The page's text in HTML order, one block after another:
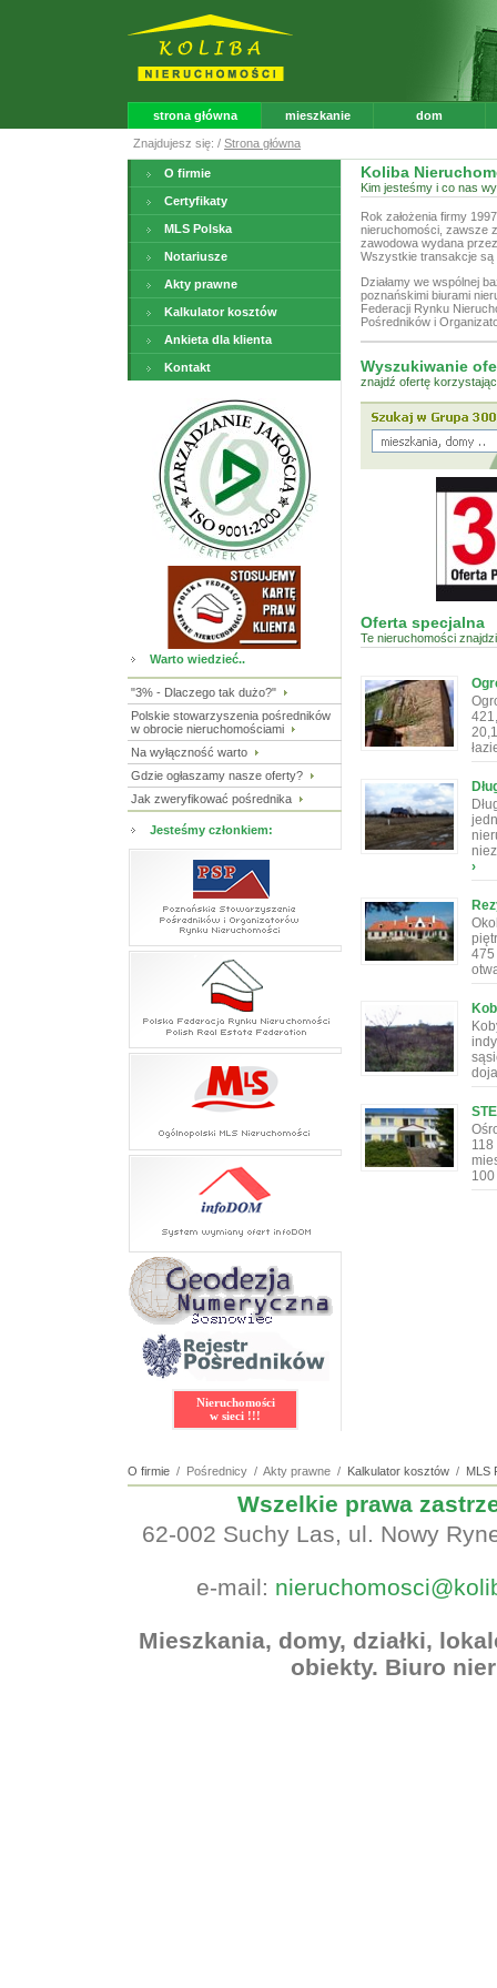
strona główna mieszkanie dom
Znajdujesz się: / Strona główna
O firmie
Certyfikaty
MLS Polska
Notariusze
Akty prawne
Kalkulator kosztów
Ankieta dla klienta
Kontakt
Warto wiedzieć..
"3% - Dlaczego tak dużo?"
Polskie stowarzyszenia pośredników
w obrocie nieruchomościami
Na wyłączność warto
Gdzie ogłaszamy nasze oferty?
Jak zweryfikować pośrednika
Jesteśmy członkiem:
Nieruchomości
w sieci !!!
Koliba
Kim jesteśmy i co nas
Rok założenia firmy
nieruchomości, zawsze
zawodowa wydana
Wszystkie transakcje są
Działamy we wspólnej
poznańskimi biurami
Federacji Rynku
Pośredników i
Wyszukiwanie
znajdź ofertę
Oferta specjalna
Te nieruchomości
›
475
O firmie / Pośrednicy / Akty prawne / Kalkulator kosztów / MLS
Wszelkie prawa
62-002 Suchy Las, ul. Nowy
e-mail:
Mieszkania, domy, działki,
obiekty. Biuro